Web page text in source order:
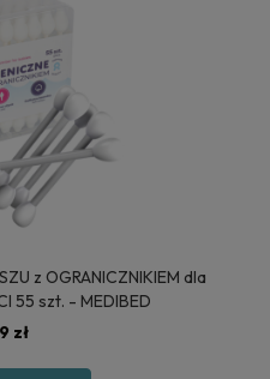
z OGRANICZNIKIEM dla
55 szt. - MEDIBED
zł